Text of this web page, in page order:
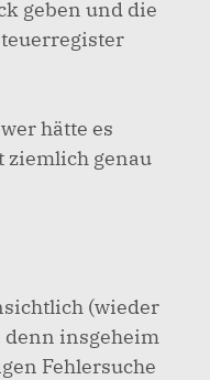
geben und die
hätte es
ziemlich genau
(wieder
insgeheim
Fehlersuche